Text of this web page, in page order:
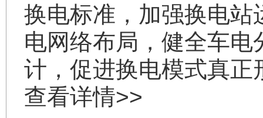
换电标准，加强换电
电网络布局，健全车
计，促进换电模式真正
查看详情>>